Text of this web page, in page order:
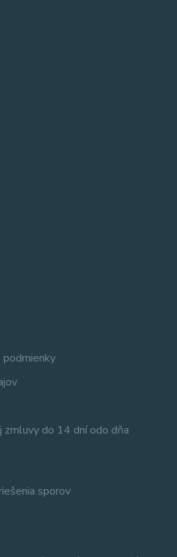
podmienky
zmluvy do 14 dní odo dňa
sporov